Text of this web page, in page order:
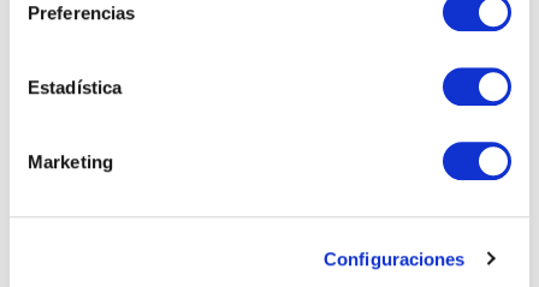
Preferencias
Estadística
Marketing
Configuraciones